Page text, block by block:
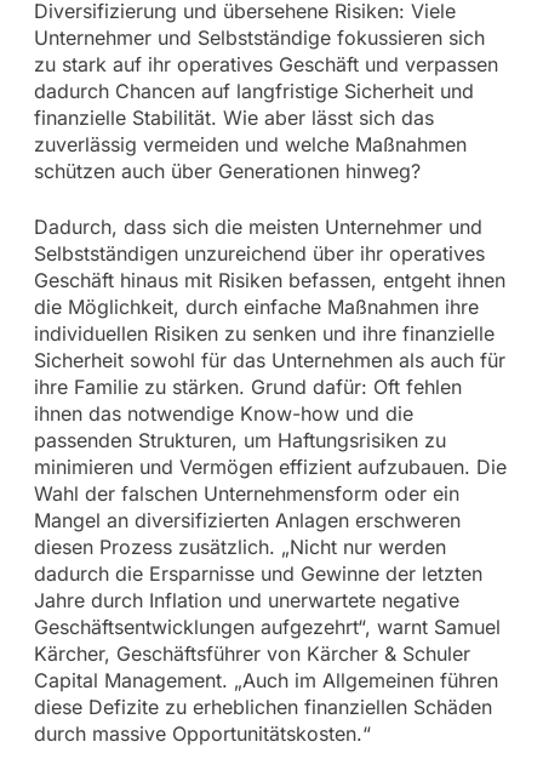
Diversifizierung und übersehene Risiken: Viele
Unternehmer und Selbstständige fokussieren sich
zu stark auf ihr operatives Geschäft und verpassen
dadurch Chancen auf langfristige Sicherheit und
finanzielle Stabilität. Wie aber lässt sich das
zuverlässig vermeiden und welche Maßnahmen
schützen auch über Generationen hinweg?
Dadurch, dass sich die meisten Unternehmer und
Selbstständigen unzureichend über ihr operatives
Geschäft hinaus mit Risiken befassen, entgeht ihnen
die Möglichkeit, durch einfache Maßnahmen ihre
individuellen Risiken zu senken und ihre finanzielle
Sicherheit sowohl für das Unternehmen als auch für
ihre Familie zu stärken. Grund dafür: Oft fehlen
ihnen das notwendige Know-how und die
passenden Strukturen, um Haftungsrisiken zu
minimieren und Vermögen effizient aufzubauen. Die
Wahl der falschen Unternehmensform oder ein
Mangel an diversifizierten Anlagen erschweren
diesen Prozess zusätzlich. „Nicht nur werden
dadurch die Ersparnisse und Gewinne der letzten
Jahre durch Inflation und unerwartete negative
Geschäftsentwicklungen aufgezehrt“, warnt Samuel
Kärcher, Geschäftsführer von Kärcher & Schuler
Capital Management. „Auch im Allgemeinen führen
diese Defizite zu erheblichen finanziellen Schäden
durch massive Opportunitätskosten.“